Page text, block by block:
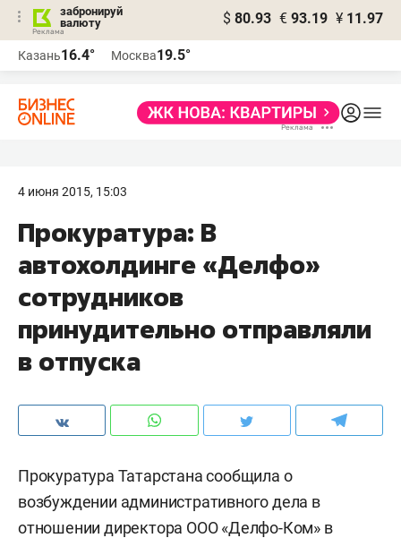
забронируй
валюту
$ 80.93 € 93.19 ¥ 11.97
Казань16.4° Москва19.5°
4 июня 2015, 15:03
Прокуратура: В
автохолдинге «Делфо»
сотрудников
принудительно отправляли
в отпуска
Прокуратура Татарстана сообщила о
возбуждении административного дела в
отношении директора ООО «Делфо-Ком» в